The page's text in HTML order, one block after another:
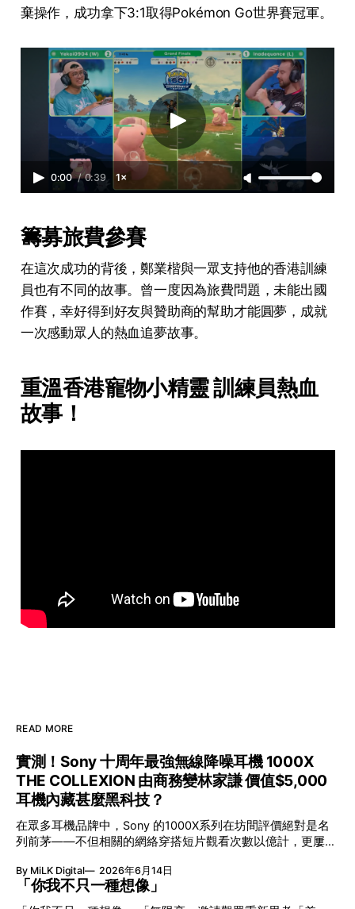
棄操作，成功拿下3:1取得Pokémon Go世界賽冠軍。
0:00 / 0:39 1×
籌募旅費參賽
在這次成功的背後，鄭業楷與一眾支持他的香港訓練
員也有不同的故事。曾一度因為旅費問題，未能出國
作賽，幸好得到好友與贊助商的幫助才能圓夢，成就
一次感動眾人的熱血追夢故事。
重溫香港寵物小精靈 訓練員熱血
故事！
READ MORE
實測！Sony 十周年最強無線降噪耳機 1000X
THE COLLEXION 由商務變林家謙 價值$5,000
耳機內藏甚麼黑科技？
在眾多耳機品牌中，Sony 的1000X系列在坊間評價絕對是名
列前茅——不但相關的網絡穿搭短片觀看次數以億計，更屢獲
VGP 金獎，也是 Amazon 折扣日的大熱推介。
By MiLK Digital 2026年6月14日
「你我不只一種想像」